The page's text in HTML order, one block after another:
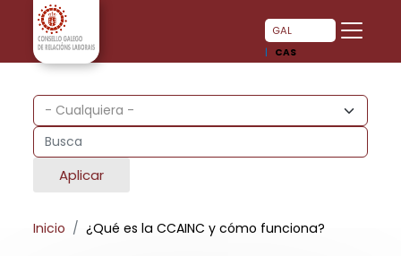
Pasar al contenido principal
GAL
CAS
Aplicar
Inicio ¿Qué es la CCAINC y cómo funciona?